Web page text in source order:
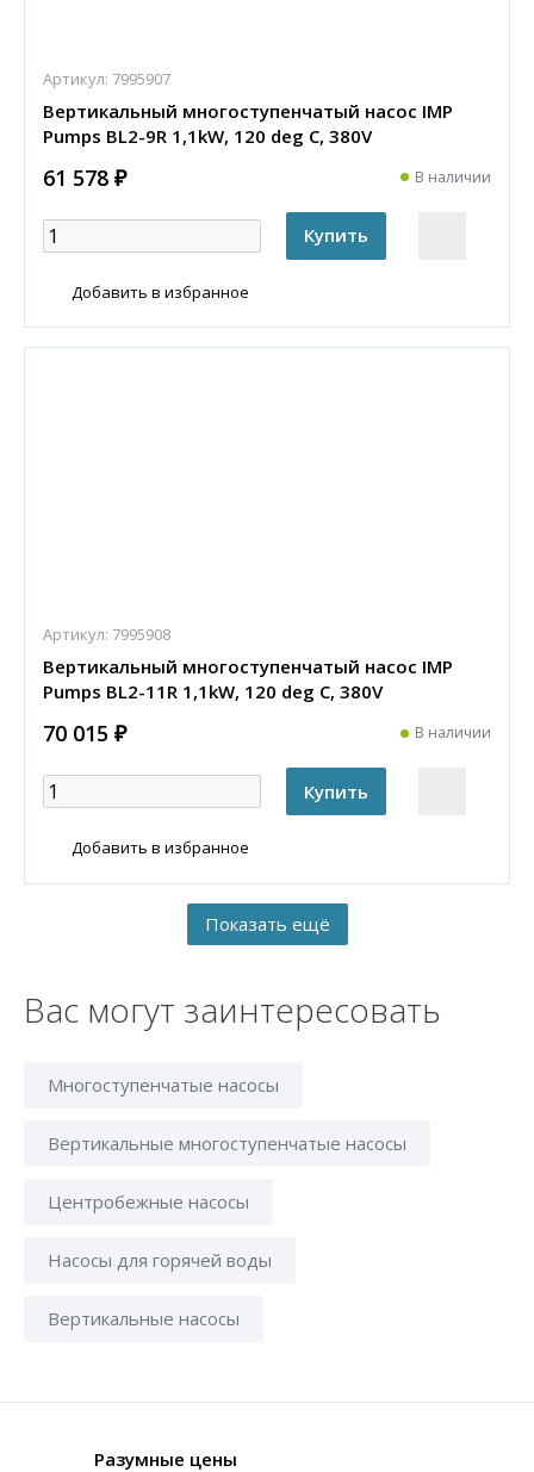
Артикул: 7995907
Вертикальный многоступенчатый насос IMP
Pumps BL2-9R 1,1kW, 120 deg C, 380V
61 578 ₽ В наличии
Добавить в избранное
Артикул: 7995908
Вертикальный многоступенчатый насос IMP
Pumps BL2-11R 1,1kW, 120 deg C, 380V
70 015 ₽ В наличии
Добавить в избранное
Вас могут заинтересовать
Многоступенчатые насосы
Вертикальные многоступенчатые насосы
Центробежные насосы
Насосы для горячей воды
Вертикальные насосы
Разумные цены